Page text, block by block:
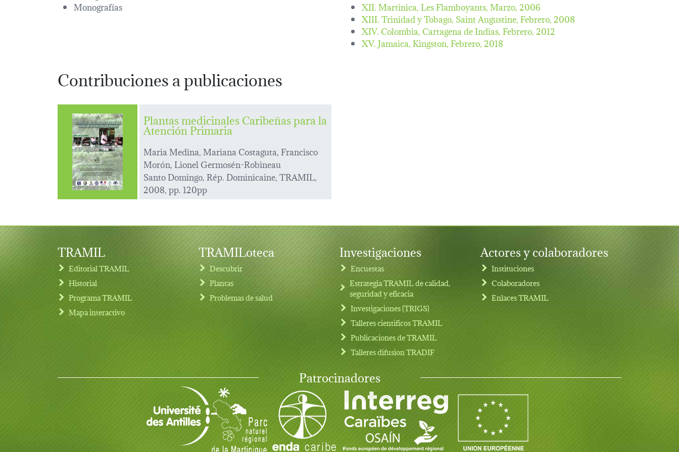
Monografías
XII. Martinica, Les Flamboyants,Marzo, 2006
XIII. Trinidad y Tobago, Saint Augustine,Febrero, 2008
XIV. Colombia, Cartagena de Indias,Febrero, 2012
XV. Jamaica, Kingston,Febrero, 2018
Contribuciones a publicaciones
Plantas medicinales Caribeñas para la
Atención Primaria
Maria Medina, Mariana Costaguta, Francisco
Morón, Lionel Germosén-Robineau
Santo Domingo, Rép. Dominicaine, TRAMIL,
2008, pp. 120pp
Footer menu
TRAMIL
Editorial TRAMIL
Historial
Programa TRAMIL
Mapa interactivo
TRAMILoteca
Descubrir
Plantas
Problemas de salud
Investigaciones
Encuestas
Estrategia TRAMIL de calidad,
seguridad y eficacia
Investigaciones (TRIGS)
Talleres cientificos TRAMIL
Publicaciones de TRAMIL
Talleres difusion TRADIF
Actores y colaboradores
Instituciones
Colaboradores
Enlaces TRAMIL
Patrocinadores